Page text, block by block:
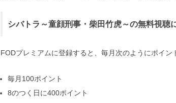
シバトラ～童顔刑事・柴田竹虎～の無料視聴
FODプレミアムに登録すると、毎月次のようにポイン
毎月100ポイント
8のつく日に400ポイント